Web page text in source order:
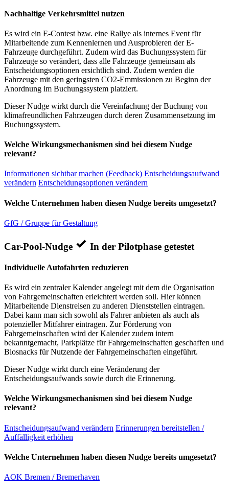
Nachhaltige Verkehrsmittel nutzen
Es wird ein E-Contest bzw. eine Rallye als internes Event für
Mitarbeitende zum Kennenlernen und Ausprobieren der E-
Fahrzeuge durchgeführt. Zudem wird das Buchungssystem für
Fahrzeuge so verändert, dass alle Fahrzeuge gemeinsam als
Entscheidungsoptionen ersichtlich sind. Zudem werden die
Fahrzeuge mit den geringsten CO2-Emmissionen zu Beginn der
Anordnung im Buchungssystem platziert.
Dieser Nudge wirkt durch die Vereinfachung der Buchung von
klimafreundlichen Fahrzeugen durch deren Zusammensetzung im
Buchungssystem.
Welche Wirkungsmechanismen sind bei diesem Nudge
relevant?
Informationen sichtbar machen (Feedback) Entscheidungsaufwand
verändern Entscheidungsoptionen verändern
Welche Unternehmen haben diesen Nudge bereits umgesetzt?
GfG / Gruppe für Gestaltung
Car-Pool-Nudge In der Pilotphase getestet
Individuelle Autofahrten reduzieren
Es wird ein zentraler Kalender angelegt mit dem die Organisation
von Fahrgemeinschaften erleichtert werden soll. Hier können
Mitarbeitende Dienstreisen zu anderen Dienststellen eintragen.
Dabei kann man sich sowohl als Fahrer anbieten als auch als
potenzieller Mitfahrer eintragen. Zur Förderung von
Fahrgemeinschaften wird der Kalender zudem intern
bekanntgemacht, Parkplätze für Fahrgemeinschaften geschaffen und
Biosnacks für Nutzende der Fahrgemeinschaften eingeführt.
Dieser Nudge wirkt durch eine Veränderung der
Entscheidungsaufwands sowie durch die Erinnerung.
Welche Wirkungsmechanismen sind bei diesem Nudge
relevant?
Entscheidungsaufwand verändern Erinnerungen bereitstellen /
Auffälligkeit erhöhen
Welche Unternehmen haben diesen Nudge bereits umgesetzt?
AOK Bremen / Bremerhaven